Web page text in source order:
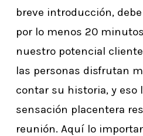
breve introducción,
por lo menos 20
nuestro potencial
las personas disfrutan
contar su historia, y eso
sensación placentera
reunión. Aquí lo